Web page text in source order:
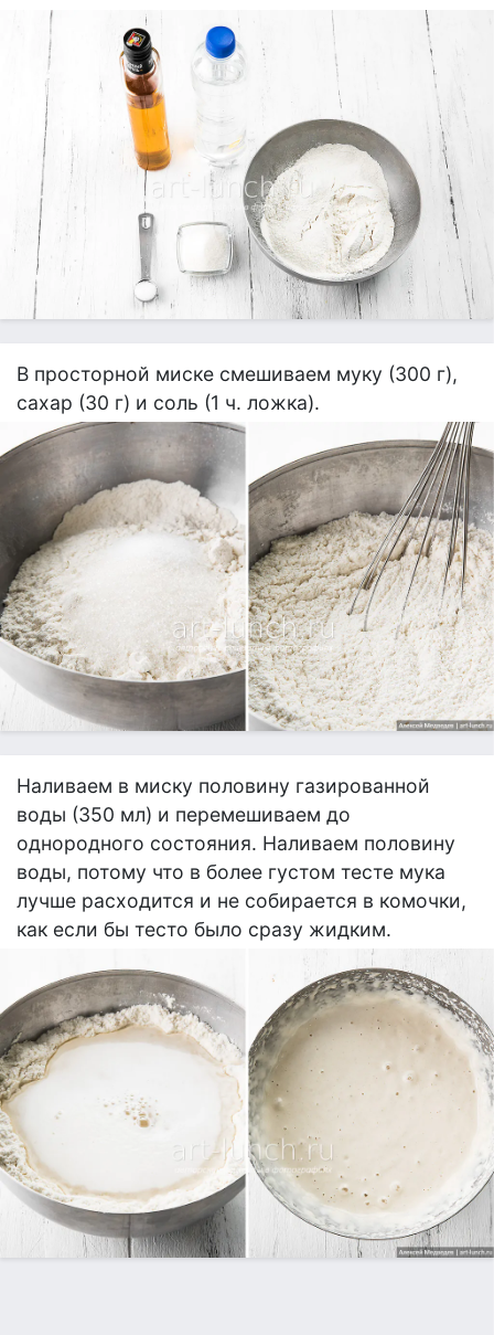
В просторной миске смешиваем муку (300 г),
сахар (30 г) и соль (1 ч. ложка).
Наливаем в миску половину газированной
воды (350 мл) и перемешиваем до
однородного состояния. Наливаем половину
воды, потому что в более густом тесте мука
лучше расходится и не собирается в комочки,
как если бы тесто было сразу жидким.